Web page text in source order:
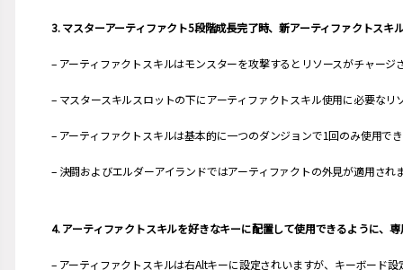
3. マスターアーティファクト5段階成長完了時、新アーティファクトスキ
– アーティファクトスキルはモンスターを攻撃するとリソースがチャー
– マスタースキルスロットの下にアーティファクトスキル使用に必要なリ
– アーティファクトスキルは基本的に一つのダンジョンで1回のみ使用
– 決闘およびエルダーアイランドではアーティファクトの外見が適用さ
4. アーティファクトスキルを好きなキーに配置して使用できるように、
– アーティファクトスキルは右Altキーに設定されいますが、キーボード